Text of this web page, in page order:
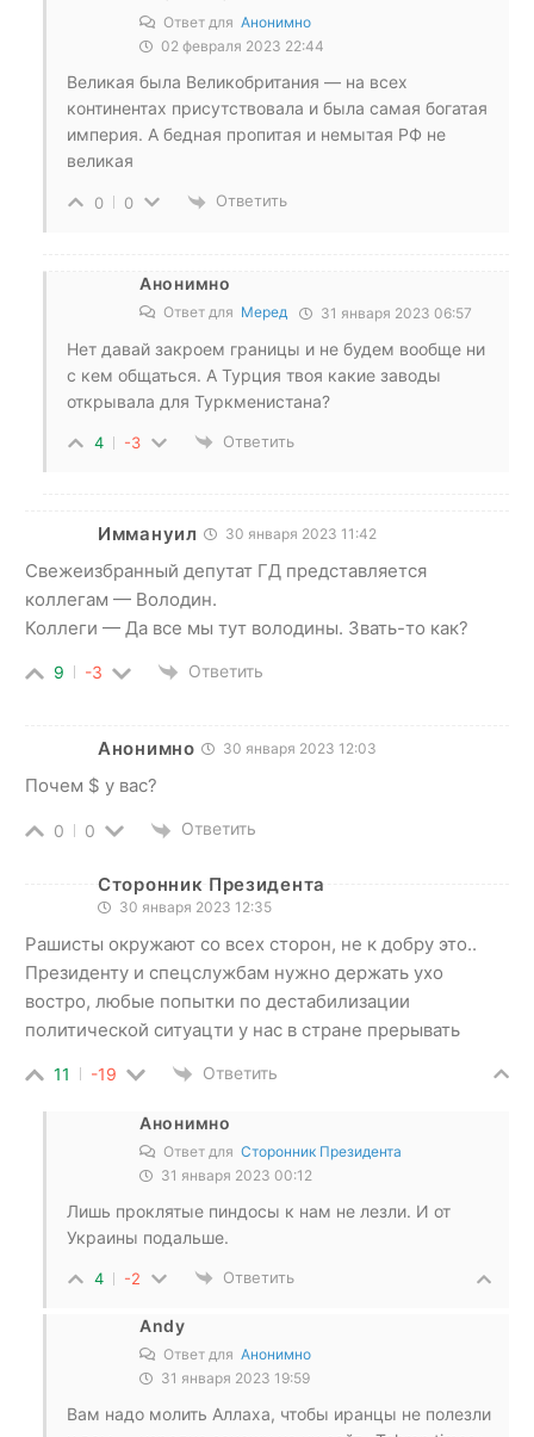
Ответ для Анонимно
02 февраля 2023 22:44
Великая была Великобритания — на всех
континентах присутствовала и была самая богатая
империя. А бедная пропитая и немытая РФ не
великая
0 0 Ответить
Анонимно
Ответ для Меред 31 января 2023 06:57
Нет давай закроем границы и не будем вообще ни
с кем общаться. А Турция твоя какие заводы
открывала для Туркменистана?
4 -3 Ответить
Иммануил 30 января 2023 11:42
Свежеизбранный депутат ГД представляется
коллегам — Володин.
Коллеги — Да все мы тут володины. Звать-то как?
9 -3 Ответить
Анонимно 30 января 2023 12:03
Почем $ у вас?
0 0 Ответить
Сторонник Президента
30 января 2023 12:35
Рашисты окружают со всех сторон, не к добру это..
Президенту и спецслужбам нужно держать ухо
востро, любые попытки по дестабилизации
политической ситуацти у нас в стране прерывать
11 -19 Ответить
Анонимно
Ответ для Сторонник Президента
31 января 2023 00:12
Лишь проклятые пиндосы к нам не лезли. И от
Украины подальше.
4 -2 Ответить
Andy
Ответ для Анонимно
31 января 2023 19:59
Вам надо молить Аллаха, чтобы иранцы не полезли